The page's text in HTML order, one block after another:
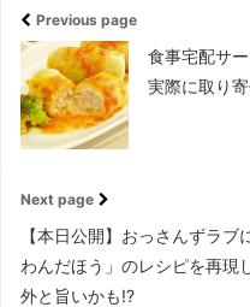
Previous page
食事宅配サ
実際に取り
Next page
【本日公開】おっさんずラブ
わんだほう」のレシピを再現
外と旨いかも!?